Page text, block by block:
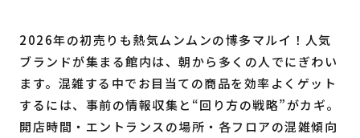
2026年の初売りも熱気ムンムンの博多マルイ！人気
ブランドが集まる館内は、朝から多くの人でにぎわい
ます。混雑する中でお目当ての商品を効率よくゲット
するには、事前の情報収集と“回り方の戦略”がカギ。
開店時間・エントランスの場所・各フロアの混雑傾向